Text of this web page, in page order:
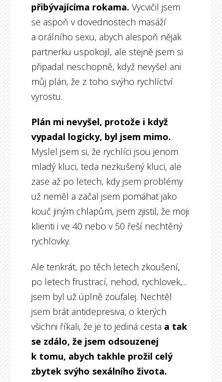
přibývajícíma rokama. Vycvičil jsem
se aspoň v dovednostech masáží
a orálního sexu, abych alespoň nějak
partnerku uspokojil, ale stejně jsem si
připadal neschopně, když nevyšel ani
můj plán, že z toho svýho rychlíctví
vyrostu.
Plán mi nevyšel, protože i když
vypadal logicky, byl jsem mimo.
Myslel jsem si, že rychlíci jsou jenom
mladý kluci, teda nezkušený kluci, ale
zase až po letech, kdy jsem problémy
už neměl a začal jsem pomáhat jako
kouč jiným chlapům, jsem zjistil, že moji
klienti i ve 40 nebo v 50 řeší nechtěný
rychlovky.
Ale tenkrát, po těch letech zkoušení,
po letech frustrací, nehod, rychlovek,...
jsem byl už úplně zoufalej. Nechtěl
jsem brát antidepresiva, o kterých
všichni říkali, že je to jediná cesta a tak
se zdálo, že jsem odsouzenej
k tomu, abych takhle prožil celý
zbytek svýho sexálního života.